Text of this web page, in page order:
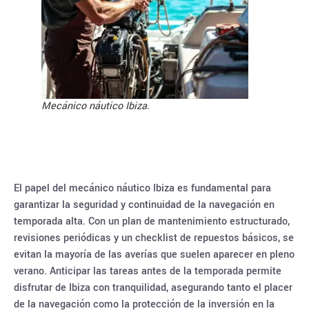
Mecánico náutico Ibiza.
El papel del mecánico náutico Ibiza es fundamental para
garantizar la seguridad y continuidad de la navegación en
temporada alta. Con un plan de mantenimiento estructurado,
revisiones periódicas y un checklist de repuestos básicos, se
evitan la mayoría de las averías que suelen aparecer en pleno
verano. Anticipar las tareas antes de la temporada permite
disfrutar de Ibiza con tranquilidad, asegurando tanto el placer
de la navegación como la protección de la inversión en la